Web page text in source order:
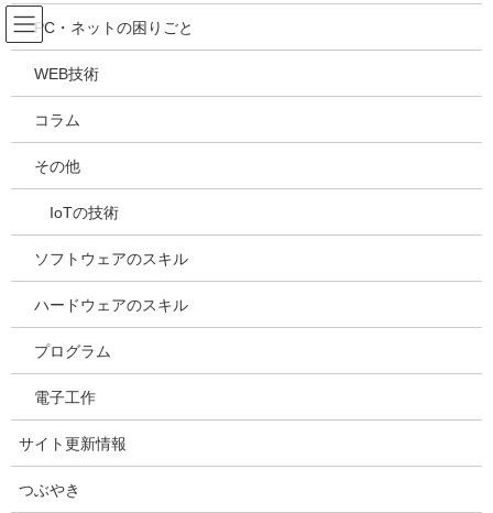
コ
ン
テ
ツ
ス
ッ
ナ
ビ
ゲ
シ
ン
移
吉川万能ＩＴ研究所
メディア
HOME
2022年10月4日
20221004163706
PC・ネットの困りごと
WEB技術
コラム
その他
IoTの技術
ソフトウェアのスキル
ハードウェアのスキル
プログラム
電子工作
サイト更新情報
つぶやき